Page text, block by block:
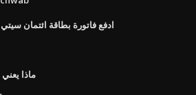
ادفع فاتورة بطاقة ائتمان
ماذا